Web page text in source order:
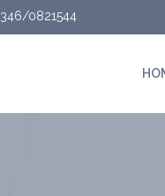
346/0821544